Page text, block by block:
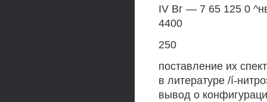
IV Вг — 7 65 125 0
4400
250
поставление их
в литературе /í-
вывод о